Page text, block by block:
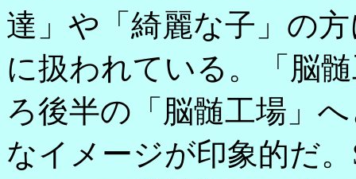
達」や「綺麗な子」の
に扱われている。「脳
ろ後半の「脳髄工場」
なイメージが印象的だ